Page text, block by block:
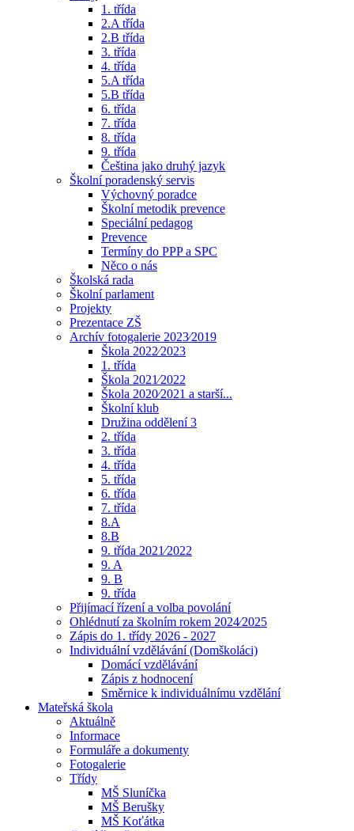
1. třída
2.A třída
2.B třída
3. třída
4. třída
5.A třída
5.B třída
6. třída
7. třída
8. třída
9. třída
Čeština jako druhý jazyk
Školní poradenský servis
Výchovný poradce
Školní metodik prevence
Speciální pedagog
Prevence
Termíny do PPP a SPC
Něco o nás
Školská rada
Školní parlament
Projekty
Prezentace ZŠ
Archív fotogalerie 2023⁄2019
Škola 2022⁄2023
1. třída
Škola 2021⁄2022
Škola 2020⁄2021 a starší...
Školní klub
Družina oddělení 3
2. třída
3. třída
4. třída
5. třída
6. třída
7. třída
8.A
8.B
9. třída 2021⁄2022
9. A
9. B
9. třída
Přijímací řízení a volba povolání
Ohlédnutí za školním rokem 2024⁄2025
Zápis do 1. třídy 2026 - 2027
Individuální vzdělávání (Domškoláci)
Domácí vzdělávání
Zápis z hodnocení
Směrnice k individuálnímu vzdělání
Mateřská škola
Aktuálně
Informace
Formuláře a dokumenty
Fotogalerie
Třídy
MŠ Sluníčka
MŠ Berušky
MŠ Koťátka